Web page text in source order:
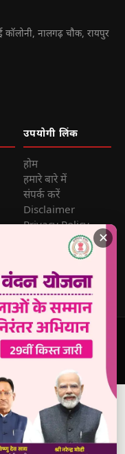
कॉलोनी, नालगढ़ चौक, रायपुर
उपयोगी लिंक
होम
हमारे बारे में
संपर्क करें
Disclaimer
Privacy Policy
News Sitemap
🔐 Reporter
Login
| Sole Proprietor:
Raipur
✕